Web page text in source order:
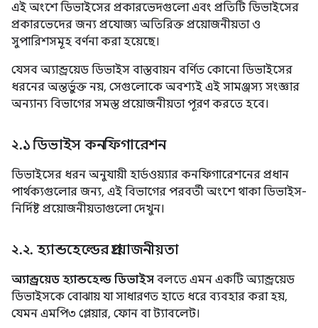
এই অংশে ডিভাইসের প্রকারভেদগুলো এবং প্রতিটি ডিভাইসের
প্রকারভেদের জন্য প্রযোজ্য অতিরিক্ত প্রয়োজনীয়তা ও
সুপারিশসমূহ বর্ণনা করা হয়েছে।
যেসব অ্যান্ড্রয়েড ডিভাইস বাস্তবায়ন বর্ণিত কোনো ডিভাইসের
ধরনের অন্তর্ভুক্ত নয়, সেগুলোকে অবশ্যই এই সামঞ্জস্য সংজ্ঞার
অন্যান্য বিভাগের সমস্ত প্রয়োজনীয়তা পূরণ করতে হবে।
২.১ ডিভাইস কনফিগারেশন
ডিভাইসের ধরন অনুযায়ী হার্ডওয়্যার কনফিগারেশনের প্রধান
পার্থক্যগুলোর জন্য, এই বিভাগের পরবর্তী অংশে থাকা ডিভাইস-
নির্দিষ্ট প্রয়োজনীয়তাগুলো দেখুন।
২.২. হ্যান্ডহেল্ডের প্রয়োজনীয়তা
অ্যান্ড্রয়েড হ্যান্ডহেল্ড ডিভাইস বলতে এমন একটি অ্যান্ড্রয়েড
ডিভাইসকে বোঝায় যা সাধারণত হাতে ধরে ব্যবহার করা হয়,
যেমন এমপি৩ প্লেয়ার, ফোন বা ট্যাবলেট।